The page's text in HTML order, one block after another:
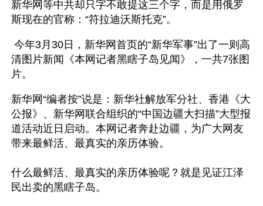
新华网等中共却只字不敢提这三个字，而是用俄罗
斯现在的官称：“符拉迪沃斯托克”。
清图片新闻《本网记者黑瞎子岛见闻》，一共7张图
片。
新华网“编者按”说是：新华社解放军分社、香港《大
公报》、新华网联合组织的“中国边疆大扫描”大型报
道活动近日启动。本网记者奔赴边疆，为广大网友
带来最鲜活、最真实的亲历体验。
什么最鲜活、最真实的亲历体验呢？就是见证江泽
民出卖的黑瞎子岛。